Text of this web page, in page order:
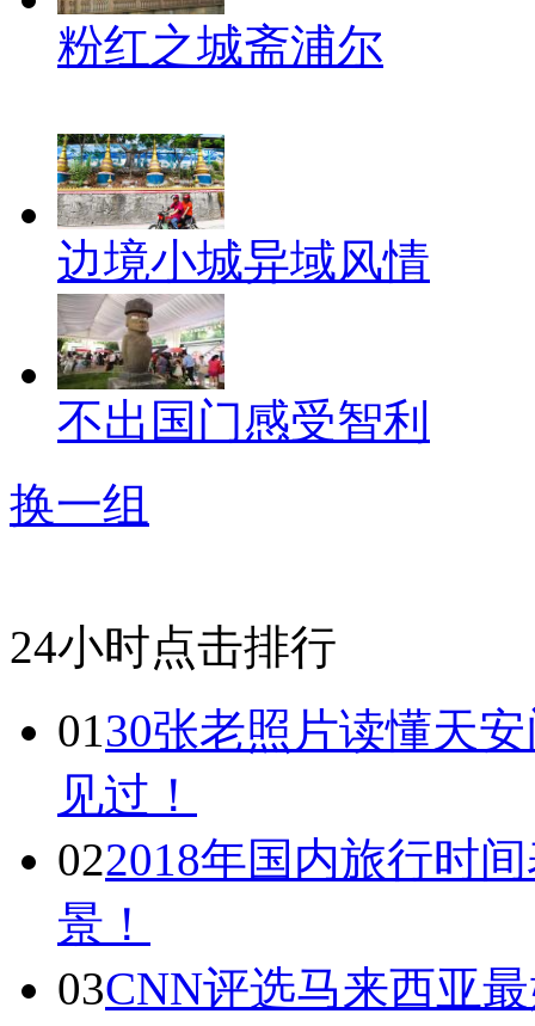
粉红之城斋浦尔
边境小城异域风情
不出国门感受智利
换一组
24小时点击排行
0130张老照片读懂天
见过！
022018年国内旅行时
景！
03CNN评选马来西亚